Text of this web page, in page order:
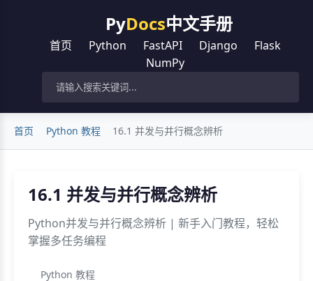
PyDocs中文手册
首页 Python FastAPI Django
Flask
NumPy
首页 Python 教程 16.1 并发与并行概念辨析
16.1 并发与并行概念辨析
Python并发与并行概念辨析 | 新手入门教程，轻松
掌握多任务编程
Python 教程